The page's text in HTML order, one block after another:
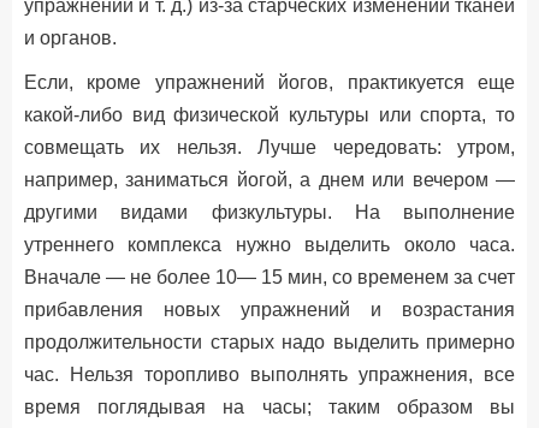
упражнений и т. д.) из-за старческих изменений тканей
и органов.
Если, кроме упражнений йогов, практикуется еще
какой-либо вид физической культуры или спорта, то
совмещать их нельзя. Лучше чередовать: утром,
например, заниматься йогой, а днем или вечером —
другими видами физкультуры. На выполнение
утреннего комплекса нужно выделить около часа.
Вначале — не более 10— 15 мин, со временем за счет
прибавления новых упражнений и возрастания
продолжительности старых надо выделить примерно
час. Нельзя торопливо выполнять упражнения, все
время поглядывая на часы; таким образом вы